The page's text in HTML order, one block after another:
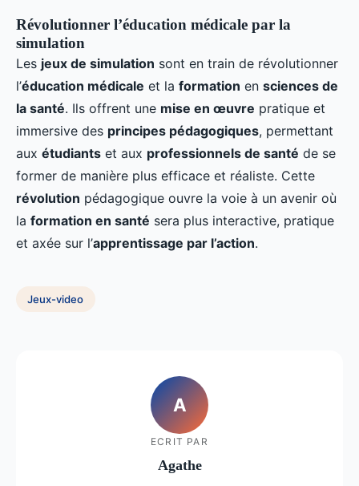
Révolutionner l’éducation médicale par la
simulation
Les jeux de simulation sont en train de révolutionner
l’éducation médicale et la formation en sciences de
la santé. Ils offrent une mise en œuvre pratique et
immersive des principes pédagogiques, permettant
aux étudiants et aux professionnels de santé de se
former de manière plus efficace et réaliste. Cette
révolution pédagogique ouvre la voie à un avenir où
la formation en santé sera plus interactive, pratique
et axée sur l’apprentissage par l’action.
Jeux-video
A
ECRIT PAR
Agathe